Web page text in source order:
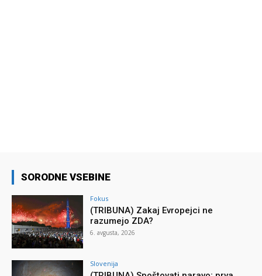
SORODNE VSEBINE
Fokus
(TRIBUNA) Zakaj Evropejci ne
razumejo ZDA?
6. avgusta, 2026
Slovenija